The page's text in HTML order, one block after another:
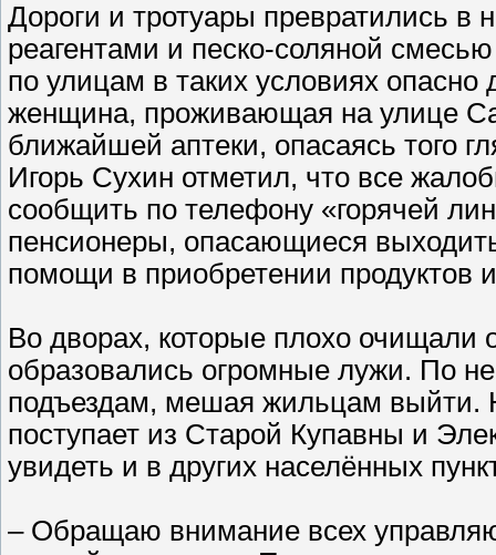
Дороги и тротуары превратились в
реагентами и песко-соляной
по улицам в таких условиях
женщина, проживающая на улице
ближайшей аптеки, опасаясь того
Игорь Сухин отметил, что все
сообщить по телефону «горячей
пенсионеры, опасающиеся
помощи в приобретении продуктов
Во дворах, которые плохо очищали
образовались огромные лужи. По
подъездам, мешая жильцам выйти.
поступает из Старой Купавны и
увидеть и в других населённых
– Обращаю внимание всех